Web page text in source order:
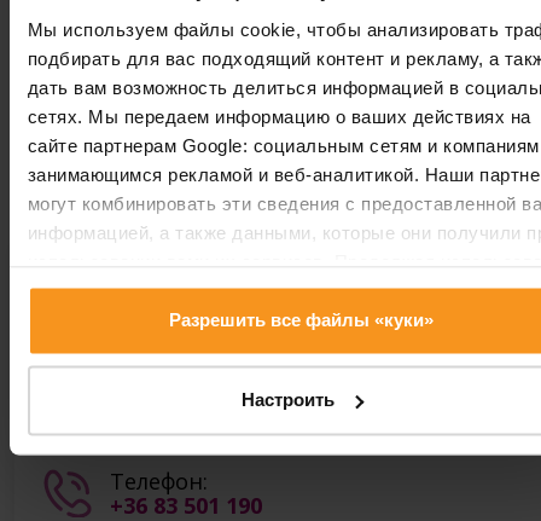
Мы используем файлы cookie, чтобы анализировать
подбирать для вас подходящий контент и рекламу, а
дать вам возможность делиться информацией в
сетях. Мы передаем информацию о ваших действиях на
сайте партнерам Google: социальным сетям и
занимающимся рекламой и веб-аналитикой. Наши
могут комбинировать эти сведения с предоставленной
информацией, а также данными, которые они получили
наш сайт, вы соглашаетесь на использование нами куки-
Разрешить все файлы «куки»
Настроить
Подтверждаю верность своих данных, и мне
исполнилось 16 лет.
Отправить
контакт
Vitalium Laser Centre
Телефон:
+36 83 501 190